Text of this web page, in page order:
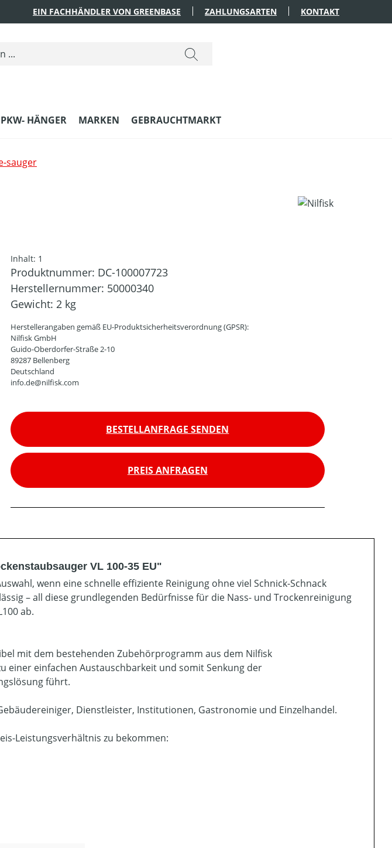
EIN FACHHÄNDLER VON GREENBASE ZAHLUNGSARTEN KONTAKT
PKW- HÄNGER MARKEN GEBRAUCHTMARKT
sauger
Inhalt: 1
Produktnummer: DC-100007723
Herstellernummer: 50000340
Gewicht: 2 kg
Herstellerangaben gemäß EU-Produktsicherheitsverordnung (GPSR):
Nilfisk GmbH
Guido-Oberdorfer-Straße 2-10
89287 Bellenberg
Deutschland
info.de@nilfisk.com
BESTELLANFRAGE SENDEN
PREIS ANFRAGEN
VL 100-35 EU"
wenn eine schnelle effiziente Reinigung ohne viel Schnick-Schnack
– all diese grundlegenden Bedürfnisse für die Nass- und Trockenreinigung
ab.
mit dem bestehenden Zubehörprogramm aus dem Nilfisk
einer einfachen Austauschbarkeit und somit Senkung der
führt.
Dienstleister, Institutionen, Gastronomie und Einzelhandel.
Leistungsverhältnis zu bekommen: